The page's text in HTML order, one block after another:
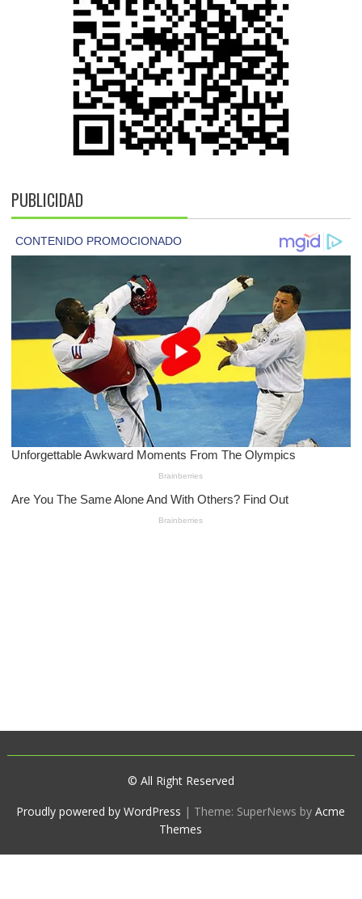
PUBLICIDAD
© All Right Reserved
Proudly powered by WordPress | Theme: SuperNews byAcme
Themes